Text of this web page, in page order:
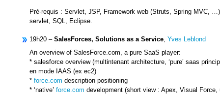
Pré-requis : Servlet, JSP, Framework web (Struts, Spring MVC,
servlet, SQL, Eclipse.
19h20 – SalesForces, Solutions as a Service, Yves Leblond
An overview of SalesForce.com, a pure SaaS player:
* salesforce overview (multintenant architecture, ‘pure’ saas
en mode IAAS (ex ec2)
* force.com description positioning
* ‘native’ force.com development (short view : Apex, Visual Force,